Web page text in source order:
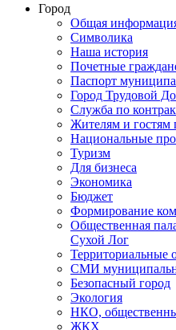
Город
Общая
Символика
Наша история
Почетные
Паспорт
Город Трудовой
Служба по
Жителям и гостям
Национальные
Туризм
Для бизнеса
Экономика
Бюджет
Формирование
Общественная
Сухой Лог
Территориальные
СМИ
Безопасный город
Экология
НКО,
ЖКХ